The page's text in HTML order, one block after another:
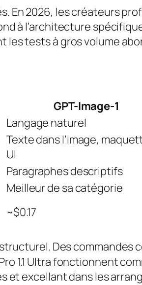
En 2026, les créateurs
à l’architecture
les tests à gros volume
GPT-Image-1
Langage naturel
Texte dans l’image,
UI
Paragraphes descriptifs
Meilleur de sa catégorie
~$0.17
Des commandes
1.1 Ultra fonctionnent
excellant dans les